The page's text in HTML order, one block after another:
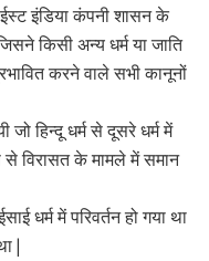
इंडिया कंपनी शासन के
किसी अन्य धर्म या जाति
करने वाले सभी कानूनों
हिन्दू धर्म से दूसरे धर्म में
से विरासत के मामले में समान
धर्म में परिवर्तन हो गया था
|